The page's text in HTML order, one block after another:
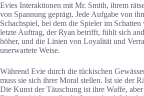
Evies Interaktionen mit Mr. Smith, ihrem
von Spannung geprägt. Jede Aufgabe von
Schachspiel, bei dem die Spieler im
letzte Auftrag, der Ryan betrifft, fühlt sich
höher, und die Linien von Loyalität und
unerwartete Weise.
Während Evie durch die tückischen
muss sie sich ihrer Moral stellen. Ist sie der
Die Kunst der Täuschung ist ihre Waffe,